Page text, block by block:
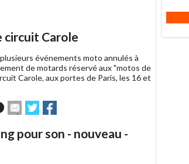
circuit Carole
événements moto annulés à
de motards réservé aux "motos de
Carole, aux portes de Paris, les 16 et
Envoyer
cet
à
Partager
sur sur
pour son - nouveau -